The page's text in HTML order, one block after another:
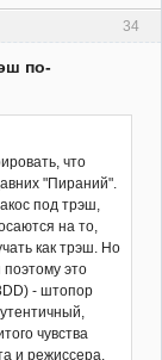
34
по-
что
"Пираний".
под трэш,
на то,
как трэш. Но
это
- штопор
чувства
и режиссера.